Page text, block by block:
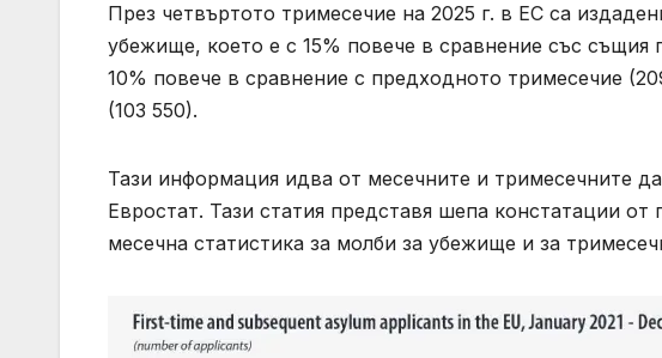
През четвъртото тримесечие на 2025 г. в ЕС са
убежище, което е с 15% повече в сравнение със
10% повече в сравнение с предходното тримесечие
(103 550).
Тази информация идва от месечните и тримесечните
Евростат. Тази статия представя шепа констатации
месечна статистика за молби за убежище и за